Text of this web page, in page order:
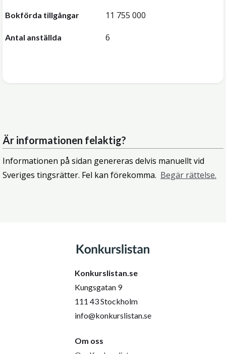
Bokförda tillgångar 11 755 000
Antal anställda 6
Är informationen felaktig?
Informationen på sidan genereras delvis manuellt vid
Sveriges tingsrätter. Fel kan förekomma. Begär rättelse.
Konkurslistan.se
Kungsgatan 9
111 43 Stockholm
info@konkurslistan.se
Om oss